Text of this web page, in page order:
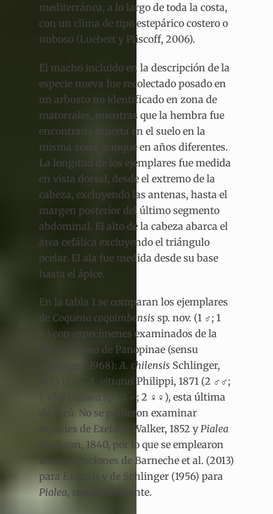
mediterránea, a lo largo de toda la costa,
con un clima de tipo estepárico costero o
nuboso (Luebert y Pliscoff, 2006).
El macho incluido en la descripción de la
especie nueva fue recolectado posado en
un arbusto no identificado en zona de
matorrales, mientras que la hembra fue
encontrada muerta en el suelo en la
misma zona, aunque en años diferentes.
La longitud de los ejemplares fue medida
en vista dorsal, desde el extremo de la
cabeza, excluyendo las antenas, hasta el
margen posterior del último segmento
abdominal. El alto de la cabeza abarca el
área cefálica excluyendo el triángulo
ocelar. El ala fue medida desde su base
hasta el ápice.
En la tabla 1 se comparan los ejemplares
de Coquena coquimbensis sp. nov. (1 ♂; 1
♀) con especímenes examinados de la
rama
Ocnaea de Panopinae (sensu
Schlinger, 1968):A. chilensis Schlinger,
(1 ♂), A. vittatus Philippi, 1871 (2 ♂♂;
Ocnaea
(1 ♂; 2 ♀♀), esta última
de Perú. No se pudieron examinar
especies de Exetasis Walker, 1852 yPialea
Erichson, 1840, por lo que se emplearon
las descripciones de Barneche et al. (2013)
para Exetasis
y de Schlinger (1956) para
Pialea, respectivamente.